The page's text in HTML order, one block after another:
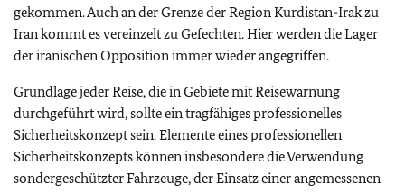
gekommen. Auch an der Grenze der Region Kurdistan-Irak zu
Iran kommt es vereinzelt zu Gefechten.Hier werden die Lager
der iranischen Opposition immer wieder angegriffen.
Grundlage jeder Reise, die in Gebiete mit Reisewarnung
durchgeführt wird, sollte ein tragfähiges professionelles
Sicherheitskonzept sein. Elemente eines professionellen
Sicherheitskonzepts können insbesondere die Verwendung
sondergeschützter Fahrzeuge, der Einsatz einer angemessenen